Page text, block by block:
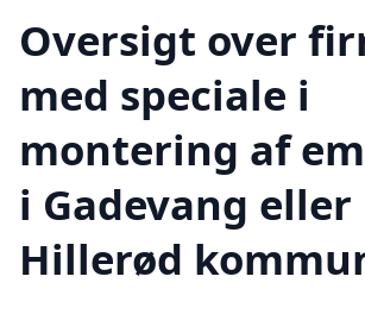
Oversigt over
med speciale i
montering af
i Gadevang eller
Hillerød